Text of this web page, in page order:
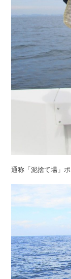
通称「泥捨て場」